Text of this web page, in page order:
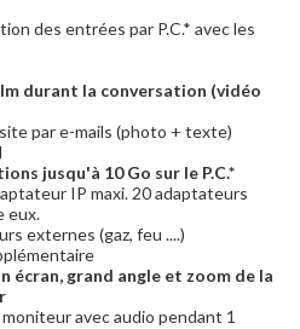
des entrées par P.C.* avec les
durant la conversation (vidéo
par e-mails (photo + texte)
jusqu'à 10 Go sur le P.C.*
IP maxi. 20 adaptateurs
eux.
externes (gaz, feu ....)
écran, grand angle et zoom de la
avec audio pendant 1